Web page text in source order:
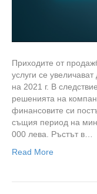
Приходите от
услуги се
на 2021 г. В
решенията на
финансовите си
същия период на
000 лева. Ръстът в…
Read More